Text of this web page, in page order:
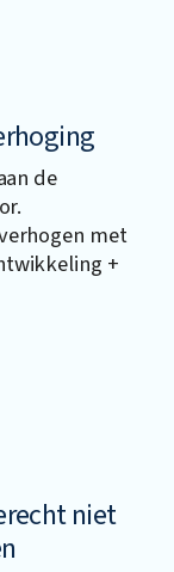
de
met
+
niet